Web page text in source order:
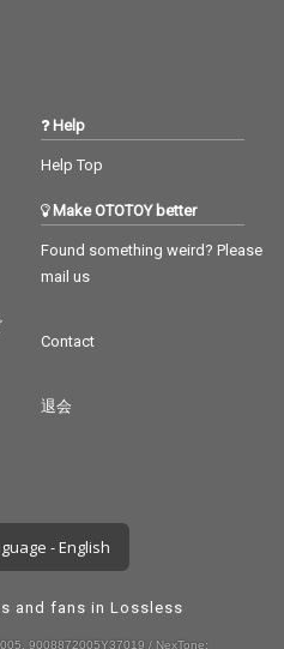
Help
Help Top
Make OTOTOY better
Found something weird? Please
mail us
Contact
退会
- English
and fans in Lossless
9008872005Y37019 / NexTone: